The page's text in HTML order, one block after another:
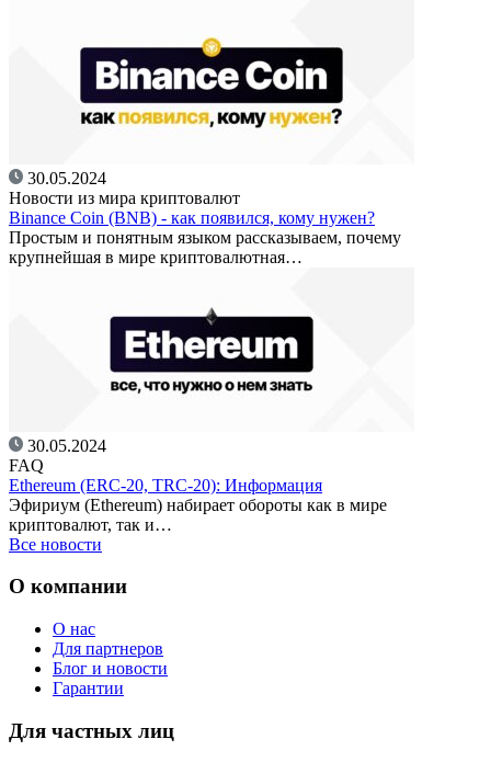
30.05.2024
Новости из мира криптовалют
Binance Coin (BNB) - как появился, кому нужен?
Простым и понятным языком рассказываем, почему
крупнейшая в мире криптовалютная…
30.05.2024
FAQ
Ethereum (ERC-20, TRC-20): Информация
Эфириум (Ethereum) набирает обороты как в мире
криптовалют, так и…
Все новости
О компании
О нас
Для партнеров
Блог и новости
Гарантии
Для частных лиц